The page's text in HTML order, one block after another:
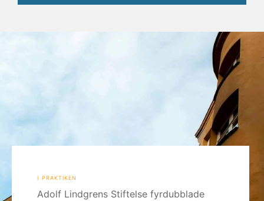
i praktiken
Adolf Lindgrens Stiftelse fyrdubblade